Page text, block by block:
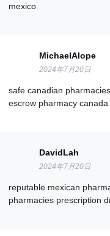
mexico
MichaelAlope
2024年7月20日
safe canadian
escrow pharmacy canada
DavidLah
2024年7月20日
reputable mexican
pharmacies prescription